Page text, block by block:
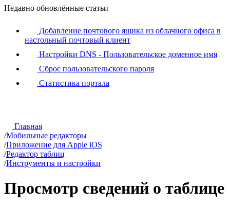
Недавно обновлённые статьи
Добавление почтового ящика из облачного офиса в
настольный почтовый клиент
Настройки DNS - Пользовательское доменное имя
Сброс пользовательского пароля
Статистика портала
Главная
/Мобильные редакторы
/Приложение для Apple iOS
/Редактор таблиц
/Инструменты и настройки
Просмотр сведений о таблице